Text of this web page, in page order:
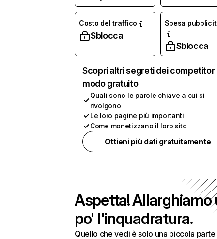
Costo del traffico
Sblocca
Spesa
Sblocca
Scopri altri segreti dei competitor
modo gratuito
Quali sono le parole chiave a cui si
rivolgono
Le loro pagine più importanti
Come monetizzano il loro sito
Ottieni più dati gratuitamente
Aspetta! Allarghiamo
po' l'inquadratura.
Quello che vedi è solo una piccola parte